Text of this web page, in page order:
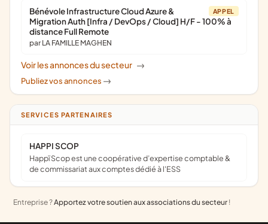
APPEL
Bénévole Infrastructure Cloud Azure &
Migration Auth [Infra / DevOps / Cloud] H/F - 100% à
distance Full Remote
par LA FAMILLE MAGHEN
Voir les annonces du secteur ->
Publiez vos annonces ->
SERVICES PARTENAIRES
HAPPI SCOP
Happï Scop est une coopérative d’expertise comptable &
de commissariat aux comptes dédié à l'ESS
Entreprise ?Apportez votre soutien aux associations du secteur !